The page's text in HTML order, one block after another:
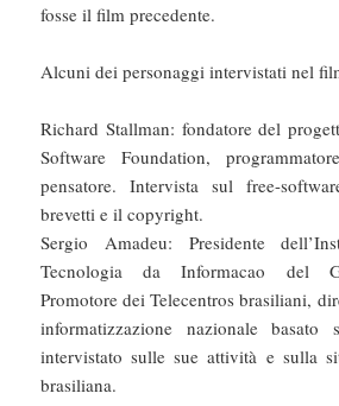
fosse il film precedente.
Alcuni dei personaggi intervistati nel
Richard Stallman: fondatore del
Software Foundation,
pensatore. Intervista sul free-
brevetti e il copyright.
Sergio Amadeu: Presidente
Tecnologia da Informacao del
Promotore dei Telecentros brasiliani,
informatizzazione nazionale basato
intervistato sulle sue attività e sulla
brasiliana.